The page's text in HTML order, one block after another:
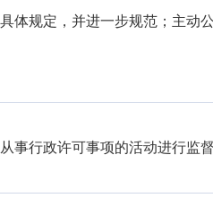
体规定，并进一步规范；主动
事行政许可事项的活动进行监